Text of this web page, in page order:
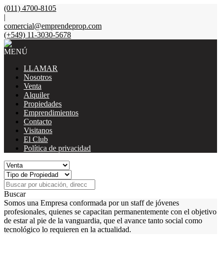
(011) 4700-8105
|
comercial@emprendeprop.com
(+549) 11-3030-5678
MENÚ
LLAMAR
Nosotros
Venta
Alquiler
Propiedades
Emprendimientos
Contacto
Visitanos
El Club
Política de privacidad
Buscar
Somos una Empresa conformada por un staff de jóvenes
profesionales, quienes se capacitan permanentemente con el objetivo
de estar al pie de la vanguardia, que el avance tanto social como
tecnológico lo requieren en la actualidad.